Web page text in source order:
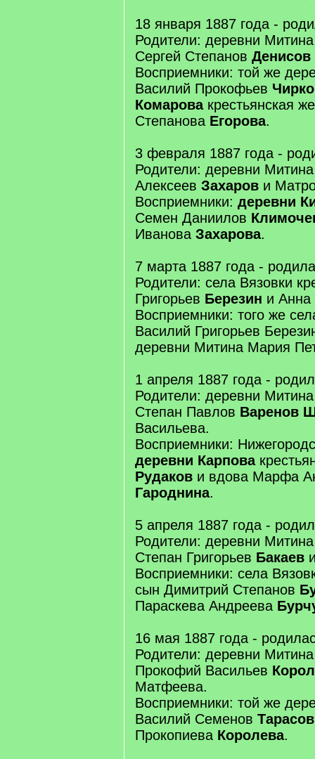
18 января 1887 года -
Родители: деревни Митина
Сергей Степанов Денисов
Восприемники: той же
Василий Прокофьев
Комаровакрестьянская
Степанова Егорова.
3 февраля 1887 года -
Родители: деревни
Алексеев Захаров и
Восприемники: деревни
Семен Даниилов
Иванова Захарова.
7 марта 1887 года -
Родители: села Вязовки
Григорьев Березин и Анна
Восприемники: того же
Василий Григорьев
деревни Митина Мария
1 апреля 1887 года -
Родители: деревни
Степан Павлов Варенов
Васильева.
Восприемники:
деревни Карпова
Рудаков и вдова Марфа
Гароднина.
5 апреля 1887 года -
Родители: деревни Митина
Степан Григорьев Бакаев
Восприемники: села
сын Димитрий Степанов
Параскева Андреева
16 мая 1887 года -
Родители: деревни Митина
Прокофий Васильев
Матфеева.
Восприемники: той же
Василий Семенов Тарасов
Прокопиева Королева.